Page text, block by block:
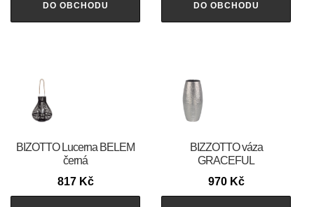
DO OBCHODU DO OBCHODU
BIZOTTO Lucerna BELEM
černá
817 Kč
BIZZOTTO váza
GRACEFUL
970 Kč